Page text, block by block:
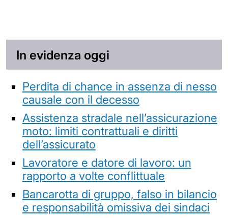
In evidenza oggi
Perdita di chance in assenza di nesso
causale con il decesso
Assistenza stradale nell’assicurazione
moto: limiti contrattuali e diritti
dell’assicurato
Lavoratore e datore di lavoro: un
rapporto a volte conflittuale
Bancarotta di gruppo, falso in bilancio
e responsabilità omissiva dei sindaci